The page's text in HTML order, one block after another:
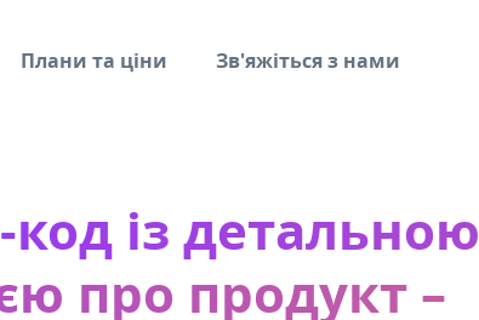
Плани та ціни Зв'яжіться з нами
код із детальною
про продукт –